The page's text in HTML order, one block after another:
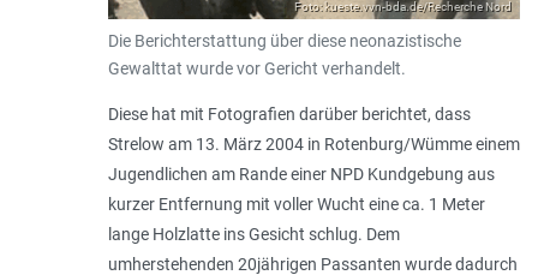
Foto: kueste.vvn-bda.de/Recherche Nord
Die Berichterstattung über diese neonazistische
Gewalttat wurde vor Gericht verhandelt.
Diese hat mit Fotografien darüber berichtet, dass
Strelow am 13. März 2004 in Rotenburg/Wümme einem
Jugendlichen am Rande einer NPD Kundgebung aus
kurzer Entfernung mit voller Wucht eine ca. 1 Meter
lange Holzlatte ins Gesicht schlug. Dem
umherstehenden 20jährigen Passanten wurde dadurch